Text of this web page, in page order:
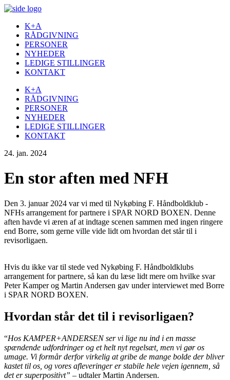
K+A
RÅDGIVNING
PERSONER
NYHEDER
LEDIGE STILLINGER
KONTAKT
K+A
RÅDGIVNING
PERSONER
NYHEDER
LEDIGE STILLINGER
KONTAKT
24. jan. 2024
En stor aften med NFH
Den 3. januar 2024 var vi med til Nykøbing F. Håndboldklub -
NFHs arrangement for partnere i SPAR NORD BOXEN. Denne
aften havde vi æren af at indtage scenen sammen med ingen ringere
end Borre, som gerne ville vide lidt om hvordan det står til i
revisorligaen.
Hvis du ikke var til stede ved Nykøbing F. Håndboldklubs
arrangement for partnere, så kan du læse lidt mere om hvilke svar
Peter Kamper og Martin Andersen gav under interviewet med Borre
i SPAR NORD BOXEN.
Hvordan står det til i revisorligaen?
“Hos KAMPER+ANDERSEN ser vi lige nu ind i en masse
spændende udfordringer og et helt nyt regelsæt, men vi gør os
umage. Vi formår derfor virkelig at gribe de mange bolde der bliver
kastet til os, og vores afleveringer er stabile hele vejen igennem, så
det er superpositivt” – udtaler Martin Andersen.